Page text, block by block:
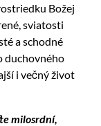
Božej
sviatosti
a schodné
duchovného
i večný život
milosrdní,